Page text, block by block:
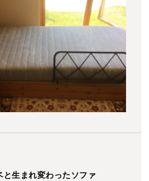
と生まれ変わったソファ